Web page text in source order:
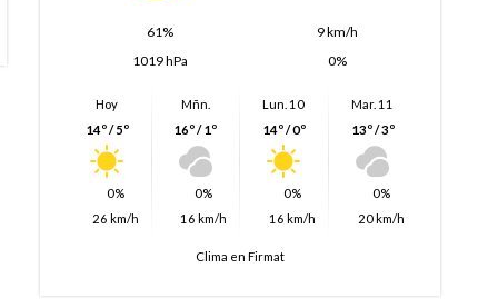
61%
9 km/h
1019 hPa
0%
Hoy
14º / 5º
0%
26 km/h
Mñn.
16º / 1º
0%
16 km/h
Lun. 10
14º / 0º
0%
16 km/h
Mar. 11
13º / 3º
0%
20 km/h
Clima en Firmat